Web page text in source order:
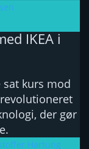
IKEA i
sat kurs mod
der gør